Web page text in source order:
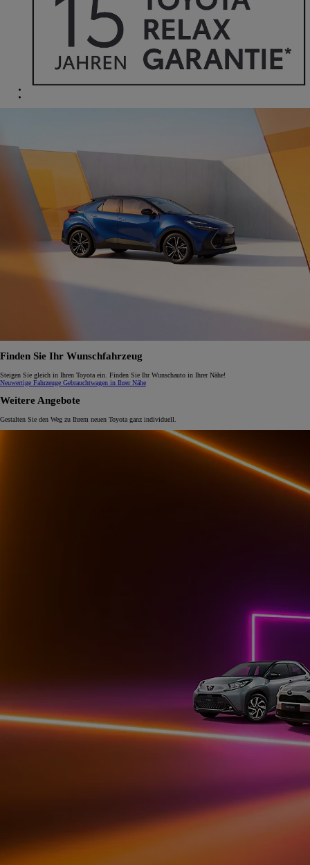
Finden Sie Ihr Wunschfahrzeug
Steigen Sie gleich in Ihren Toyota ein. Finden Sie Ihr Wunschauto in Ihrer Nähe!
Neuwertige Fahrzeuge Gebrauchtwagen in Ihrer Nähe
Weitere Angebote
Gestalten Sie den Weg zu Ihrem neuen Toyota ganz individuell.